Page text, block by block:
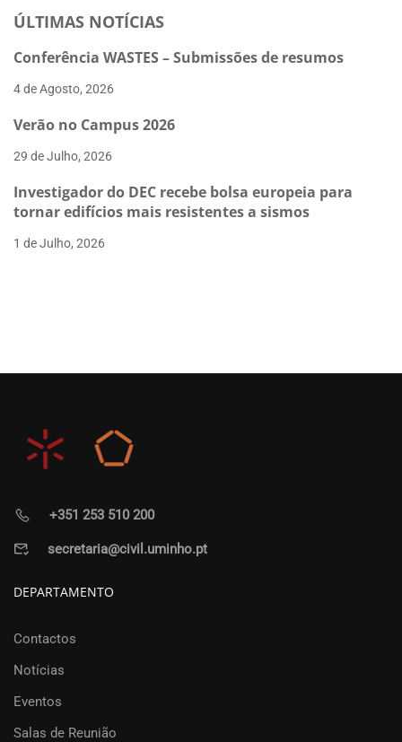
ÚLTIMAS NOTÍCIAS
Conferência WASTES – Submissões de resumos
4 de Agosto, 2026
Verão no Campus 2026
29 de Julho, 2026
Investigador do DEC recebe bolsa europeia para
tornar edifícios mais resistentes a sismos
1 de Julho, 2026
+351 253 510 200
secretaria@civil.uminho.pt
DEPARTAMENTO
Contactos
Notícias
Eventos
Salas de Reunião